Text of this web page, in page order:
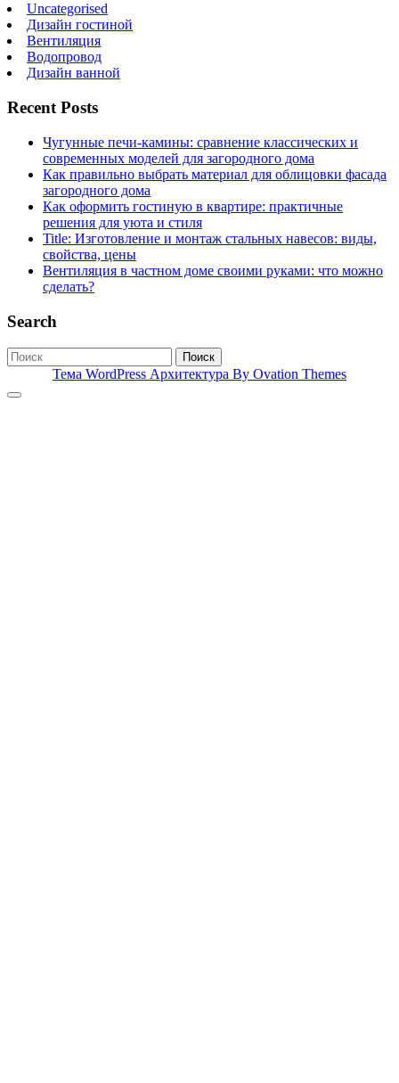
Uncategorised
Дизайн гостиной
Вентиляция
Водопровод
Дизайн ванной
Recent Posts
Чугунные печи-камины: сравнение классических и
современных моделей для загородного дома
Как правильно выбрать материал для облицовки фасада
загородного дома
Как оформить гостиную в квартире: практичные
решения для уюта и стиля
Title: Изготовление и монтаж стальных навесов: виды,
свойства, цены
Вентиляция в частном доме своими руками: что можно
сделать?
Search
Поиск
Тема WordPress Архитектура By Ovation Themes